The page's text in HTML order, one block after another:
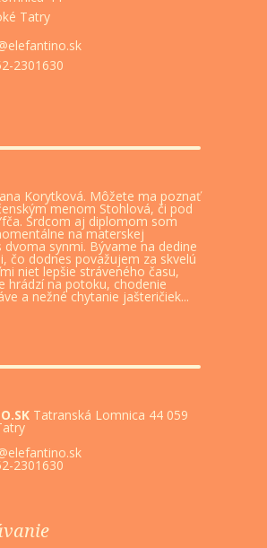
Tatry
2301630
Korytková. Môžete ma poznať
menom Stohlová, či pod
Srdcom aj diplomom som
na materskej
dvoma synmi. Bývame na dedine
čo dodnes považujem za skvelú
niet lepšie stráveného času,
hrádzí na potoku, chodenie
a nežné chytanie jašteričiek...
Tatranská Lomnica 44 059
2301630